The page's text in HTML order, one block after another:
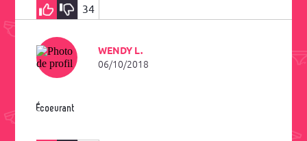
34
WENDY L.
06/10/2018
Écoeurant